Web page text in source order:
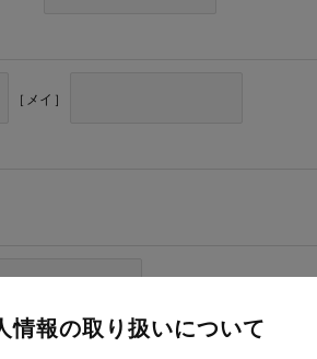
情報の取り扱いについて
［メイ］